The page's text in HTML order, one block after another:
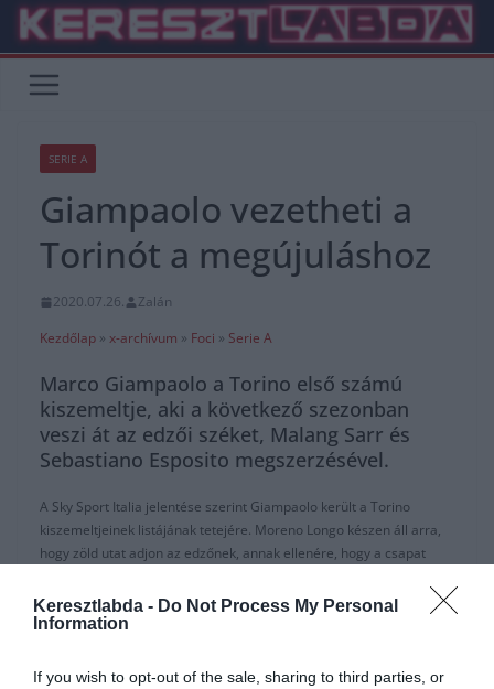
Keresztlabda - Do Not Process My Personal
Information
If you wish to opt-out of the sale, sharing to third parties, or
Skip
content
SERIE A
Giampaolo vezetheti a
Torinót a megújuláshoz
2020.07.26.
Zalán
Kezdőlap » x-archívum » Foci » Serie A
Marco Giampaolo a Torino első számú
kiszemeltje, aki a következő szezonban
veszi át az edzői széket, Malang Sarr és
Sebastiano Esposito megszerzésével.
A Sky Sport Italia jelentése szerint Giampaolo került a Torino
kiszemeltjeinek listájának tetejére. Moreno Longo készen áll arra,
hogy zöld utat adjon az edzőnek, annak ellenére, hogy a csapat
Az 52 éves férfi tavaly októberében az AC Milan elhagyása óta